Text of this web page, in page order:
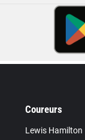
Coureurs
Lewis Hamilton